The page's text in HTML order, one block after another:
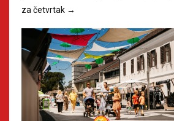
za četvrtak →